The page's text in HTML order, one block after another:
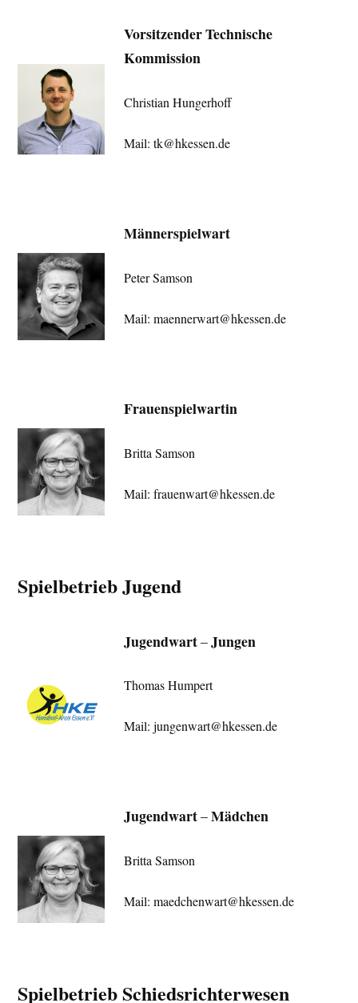
Vorsitzender Technische
Kommission
Christian Hungerhoff
Mail: tk@hkessen.de
Männerspielwart
Peter Samson
Mail: maennerwart@hkessen.de
Frauenspielwartin
Britta Samson
Mail: frauenwart@hkessen.de
Spielbetrieb Jugend
Jugendwart–Jungen
Thomas Humpert
Mail: jungenwart@hkessen.de
Jugendwart–Mädchen
Britta Samson
Mail: maedchenwart@hkessen.de
Spielbetrieb Schiedsrichterwesen